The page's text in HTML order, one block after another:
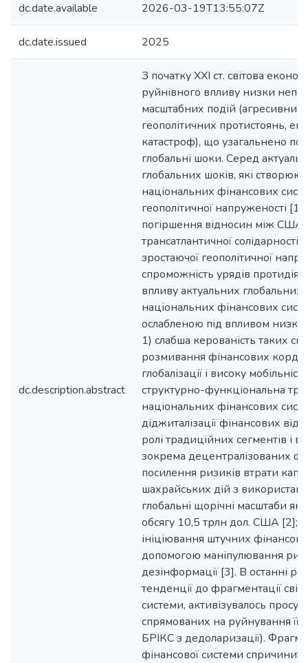
dc.date.available 2026-03-19T13:55:07Z
dc.date.issued 2025
dc.description.abstract
З початку XXI ст. світова
руйнівного впливу низки
масштабних подій (агресивних
геополітичних протистоянь,
катастроф), що узагальнено
глобальні шоки. Серед
глобальних шоків, які
національних фінансових
геополітичної напруженості
погіршення відносин між США
трансатлантичної солідарності
зростаючої геополітичної
спроможність урядів
впливу актуальних глобальних
національних фінансових
ослабленою під впливом низки
1) слабша керованість таких
розмивання фінансових
глобалізації і високу
структурно-функціональна
національних фінансових
діджиталізації фінансових
ролі традиційних сегментів і
зокрема децентралізованих
посилення ризиків втрати
шахрайських дій з
глобальні щорічні масштаби
обсягу 10,5 трлн дол. США [2];
ініціювання штучних
допомогою маніпулювання
дезінформації [3]. В останні
тенденції до фрагментації
системи, активізувалось
спрямованих на руйнування її
БРІКС з дедоларизації).
фінансової системи спричинить